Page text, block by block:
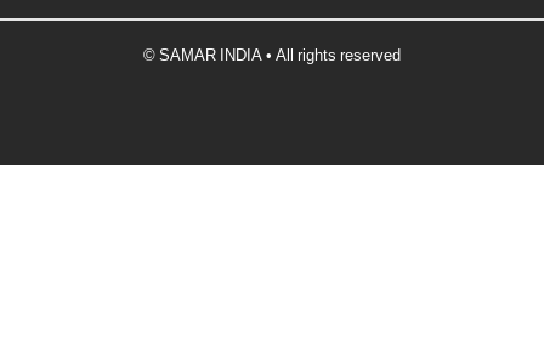
© SAMAR INDIA • All rights reserved